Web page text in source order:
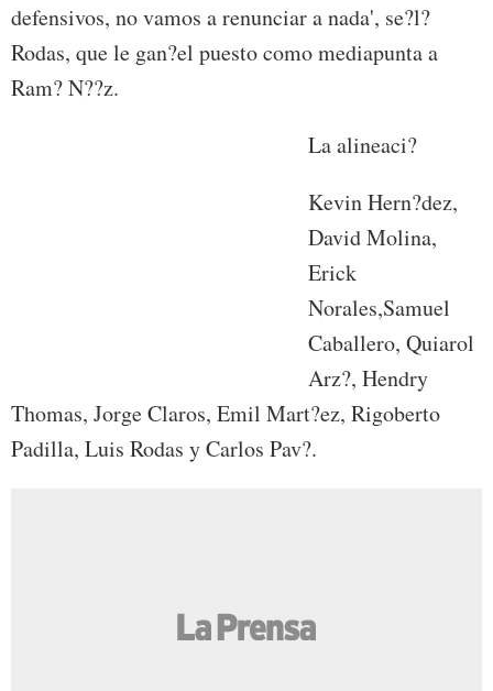
defensivos, no vamos a renunciar a nada', se?l?
Rodas, que le gan?el puesto como mediapunta a
Ram? N??z.
La alineaci?
Kevin Hern?dez,
David Molina,
Erick
Norales,Samuel
Caballero, Quiarol
Arz?, Hendry
Thomas, Jorge Claros, Emil Mart?ez, Rigoberto
Padilla, Luis Rodas y Carlos Pav?.